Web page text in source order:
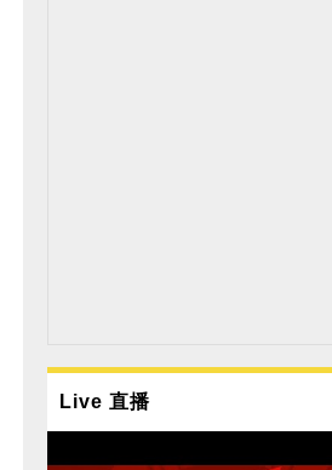
Live 直播